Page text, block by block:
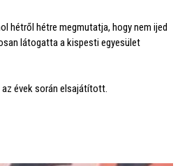
hétről hétre megmutatja, hogy nem ijed
látogatta a kispesti egyesület
az évek során elsajátított.